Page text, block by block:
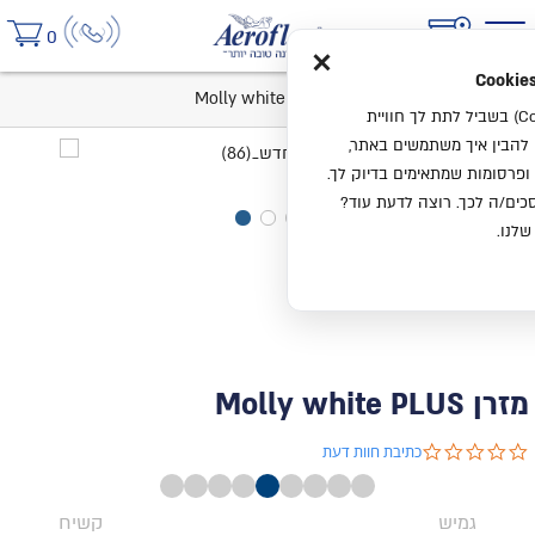
0
מזרן Molly white PLUS
0.0 star rating
כתיבת חוות דעת
גמיש קשיח
×
אנחנו משתמשים בעוגיות (Cookies) בשביל לתת לך חוויית
להבין איך משתמשים באתר,
שמתאימים בדיוק לך.
ה לכך. רוצה לדעת עוד?